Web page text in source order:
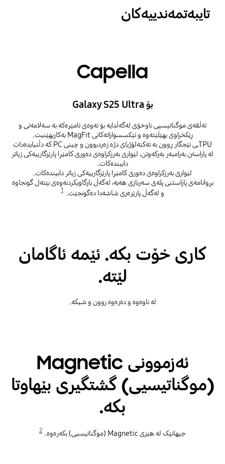
تایبەتمەندییەکان
Capella
بۆ Galaxy S25 Ultra
ئەڵقەی موگناتیسیی ناوخۆی لەگەڵدایە بۆ ئەوەی ئامێرەکە بە سەلامەتی و
ڕێکخراوی بهێڵێتەوە و ئێکسسواراتەکانی MagFit بەکاربهێنیت.
TPUـی ئێجگار ڕوون بە تەکنەلۆژیای دژە زەردبوون و چینی PC کە دڵنیایدەدات
لە پاراستن بەرامبەر بەرکەوتن، لێواری بەرزکراوەی دەوری کامێڕا پارێزگارییەکی زیاتر
دابیندەکات.
لێواری بەرزکراوەی دەوری کامێڕا پارێزگارییەکی زیاتر دابیندەکات.
بڕوانامەی پاراستنی پلەی سەربازی هەیە، لەگەڵ بارگاویکردنەوەی بێتەل گونجاوە
و لەگەڵ پارێزەری شاشەدا دەگونجێت. 1
کاری خۆت بکە. ئێمە ئاگامان
لێتە.
لە ناوەوە و دەرەوە روون و شیکە.
ئەزموونی Magnetic
(موگناتیسیی) گشتگیری بێهاوتا
بکە.
جیهانێک لە هێزی Magnetic (موگناتیسیی) بکەرەوە. 2